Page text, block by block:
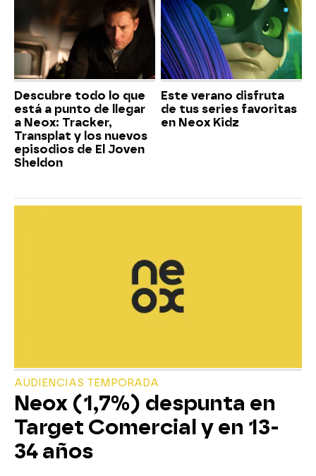
Descubre todo lo que
está a punto de llegar
a Neox: Tracker,
Transplat y los nuevos
episodios de El Joven
Sheldon
Este verano disfruta
de tus series favoritas
en Neox Kidz
AUDIENCIAS TEMPORADA
Neox (1,7%) despunta en
Target Comercial y en 13-
34 años